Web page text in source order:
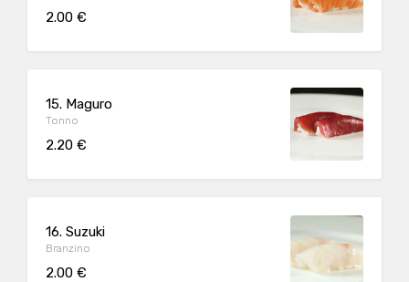
2.00 €
15. Maguro
Tonno
2.20 €
16. Suzuki
Branzino
2.00 €